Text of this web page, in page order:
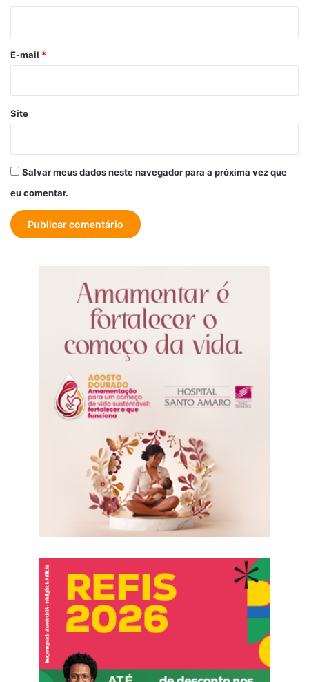
*
E-mail *
Site
Salvar meus dados neste navegador para a próxima vez que
eu comentar.